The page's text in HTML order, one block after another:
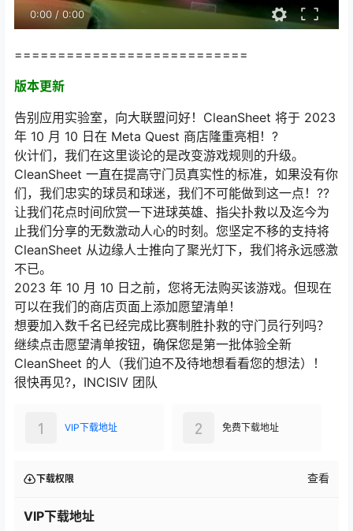
0:00/0:00
===========================
版本更新
告别应用实验室，向大联盟问好！CleanSheet 将于 2023
年 10 月 10 日在 Meta Quest 商店隆重亮相！?
伙计们，我们在这里谈论的是改变游戏规则的升级。
CleanSheet 一直在提高守门员真实性的标准，如果没有你
们，我们忠实的球员和球迷，我们不可能做到这一点！??
让我们花点时间欣赏一下进球英雄、指尖扑救以及迄今为
止我们分享的无数激动人心的时刻。您坚定不移的支持将
CleanSheet 从边缘人士推向了聚光灯下，我们将永远感激
不已。
2023 年 10 月 10 日之前，您将无法购买该游戏。但现在
可以在我们的商店页面上添加愿望清单！
想要加入数千名已经完成比赛制胜扑救的守门员行列吗？
继续点击愿望清单按钮，确保您是第一批体验全新
CleanSheet 的人（我们迫不及待地想看看您的想法）！
很快再见?，INCISIV 团队
VIP下载地址
1 免费下载地址
2
下载权限 查看
VIP下载地址